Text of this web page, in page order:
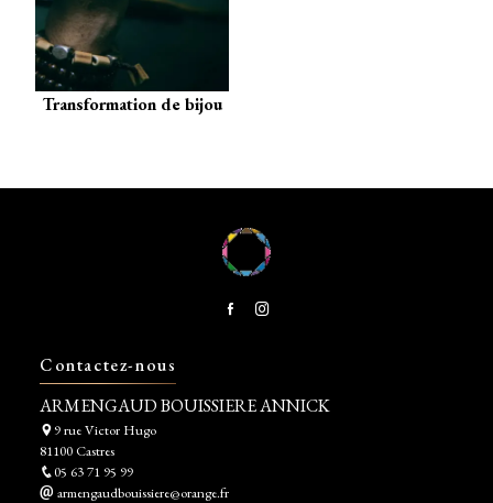
Transformation de bijou
Contactez-nous
ARMENGAUD BOUISSIERE ANNICK
9 rue Victor Hugo
81100 Castres
05 63 71 95 99
armengaudbouissiere@orange.fr